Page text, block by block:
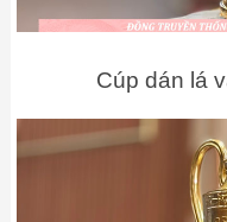
Cúp dán lá